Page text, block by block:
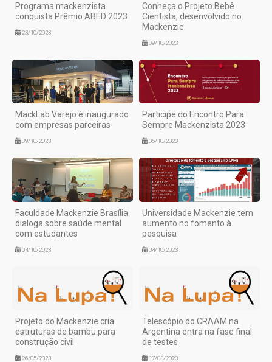
Programa mackenzista
conquista Prêmio ABED 2023
23/10/2023
Conheça o Projeto Bebê
Cientista, desenvolvido no
Mackenzie
09/10/2023
MackLab Varejo é inaugurado
com empresas parceiras
09/10/2023
Participe do Encontro Para
Sempre Mackenzista 2023
06/10/2023
Faculdade Mackenzie Brasília
dialoga sobre saúde mental
com estudantes
04/10/2023
Universidade Mackenzie tem
aumento no fomento à
pesquisa
04/10/2023
Projeto do Mackenzie cria
estruturas de bambu para
construção civil
26/05/2023
Telescópio do CRAAM na
Argentina entra na fase final
de testes
17/03/2023